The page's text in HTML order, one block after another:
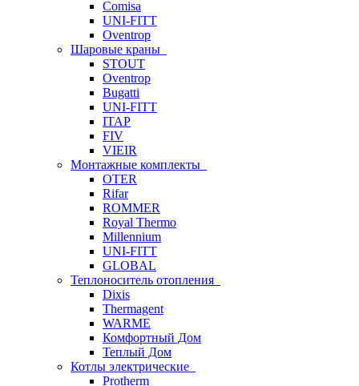
Comisa
UNI-FITT
Oventrop
Шаровые краны
STOUT
Oventrop
Bugatti
UNI-FITT
ITAP
FIV
VIEIR
Монтажные комплекты
OTER
Rifar
ROMMER
Royal Thermo
Millennium
UNI-FITT
GLOBAL
Теплоноситель отопления
Dixis
Thermagent
WARME
Комфортный Дом
Теплый Дом
Котлы электрические
Protherm